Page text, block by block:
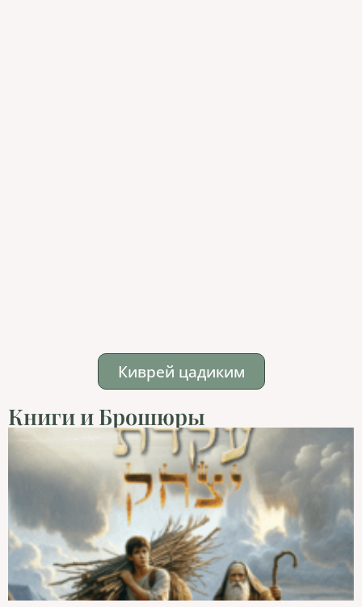
Киврей цадиким
Книги и Брошюры